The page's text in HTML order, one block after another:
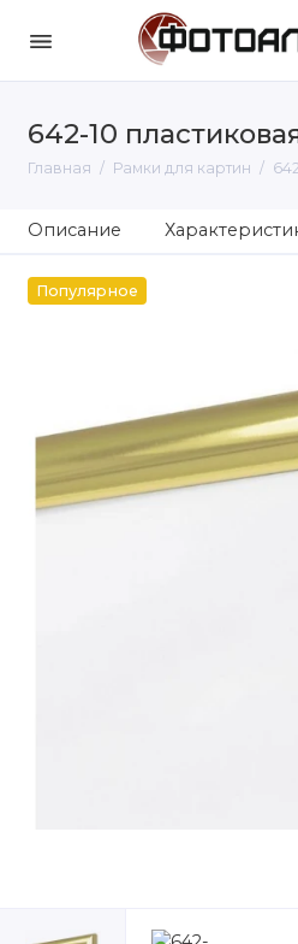
642-10
Главная Рамки для картин
Описание
Популярное